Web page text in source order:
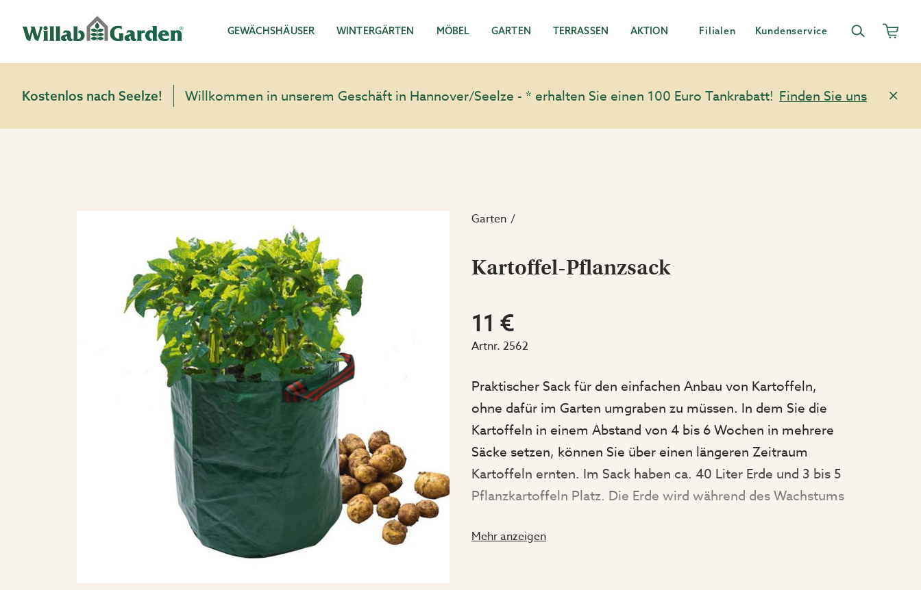
GEWÄCHSHÄUSER WINTERGÄRTEN MÖBEL GARTEN TERRASSEN AKTION Filialen Kundenservice
Kostenlos nach Seelze! Willkommen in unserem Geschäft in Hannover/Seelze - * erhalten Sie einen 100 Euro Tankrabatt! Finden Sie uns
Garten
Kartoffel-Pflanzsack
11 €
Artnr. 2562
Praktischer Sack für den einfachen Anbau von Kartoffeln,
ohne dafür im Garten umgraben zu müssen. In dem Sie die
Kartoffeln in einem Abstand von 4 bis 6 Wochen in mehrere
Säcke setzen, können Sie über einen längeren Zeitraum
Kartoffeln ernten. Im Sack haben ca. 40 Liter Erde und 3 bis 5
Pflanzkartoffeln Platz. Die Erde wird während des Wachstums
Ernten, wenn die Blüten verwelkt sind. Aus starkem, UV-
Mehr anzeigen